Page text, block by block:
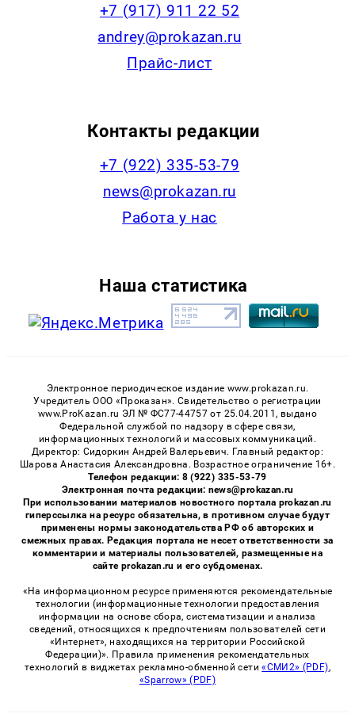
+7 (917) 911 22 52
andrey@prokazan.ru
Прайс-лист
Контакты редакции
+7 (922) 335-53-79
news@prokazan.ru
Работа у нас
Наша статистика
Электронное периодическое издание www.prokazan.ru.
Учредитель ООО «Проказан». Cвидетельство о регистрации
www.ProKazan.ru ЭЛ № ФС77-44757 от 25.04.2011, выдано
Федеральной службой по надзору в сфере связи,
информационных технологий и массовых коммуникаций.
Директор: Сидоркин Андрей Валерьевич. Главный редактор:
Шарова Анастасия Александровна. Возрастное ограничение 16+.
Телефон редакции: 8 (922) 335-53-79
Электронная почта редакции: news@prokazan.ru
При использовании материалов новостного портала prokazan.ru
гиперссылка на ресурс обязательна, в противном случае будут
применены нормы законодательства РФ об авторских и
смежных правах. Редакция портала не несет ответственности за
комментарии и материалы пользователей, размещенные на
сайте prokazan.ru и его субдоменах.
«На информационном ресурсе применяются рекомендательные
технологии (информационные технологии предоставления
информации на основе сбора, систематизации и анализа
сведений, относящихся к предпочтениям пользователей сети
«Интернет», находящихся на территории Российской
Федерации)». Правила применения рекомендательных
технологий в виджетах рекламно-обменной сети«СМИ2» (PDF),
«Sparrow» (PDF)